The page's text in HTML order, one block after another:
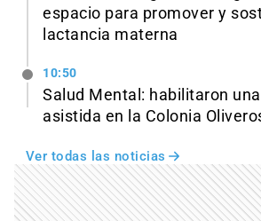
espacio para promover y
lactancia materna
10:50
Salud Mental: habilitaron
asistida en la Colonia
Ver todas las noticias